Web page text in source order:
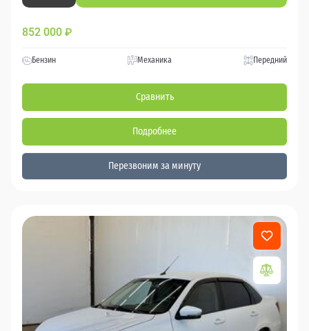
852 000 ₽
Бензин Механика Передний
Сравнить
Подробнее
Перезвоним за минуту